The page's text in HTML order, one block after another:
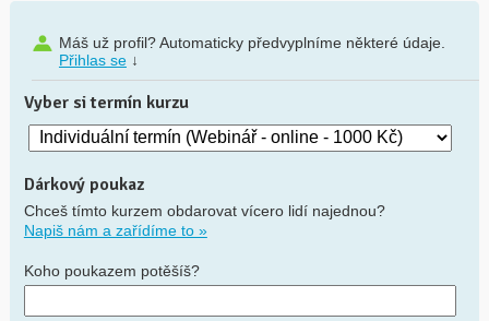
Máš už profil? Automaticky předvyplníme některé údaje.
Přihlas se↓
Vyber si termín kurzu
Dárkový poukaz
Chceš tímto kurzem obdarovat vícero lidí najednou?
Napiš nám a zařídíme to »
Koho poukazem potěšíš?